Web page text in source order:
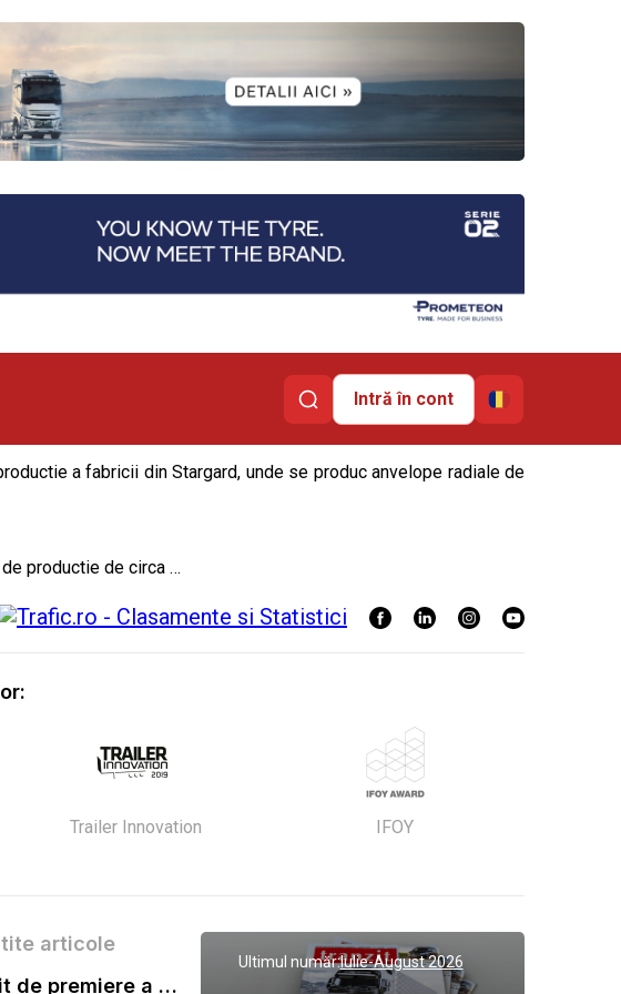
Intră în cont
a fabricii din Stargard, unde se produc anvelope radiale de
productie de circa …
Trailer Innovation IFOY
articole
Gala Tranzit de premiere a celor mai eficienti operatori de transport marfa 2023
Ultimul număr:Iulie-August 2026